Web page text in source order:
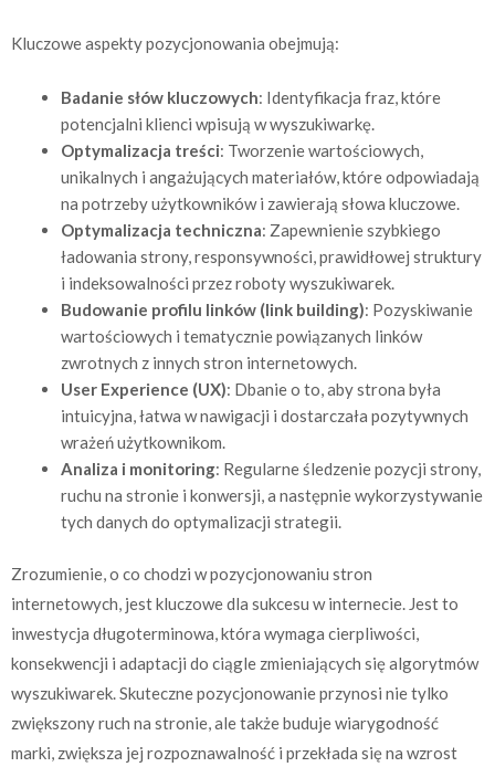
Kluczowe aspekty pozycjonowania obejmują:
Badanie słów kluczowych: Identyfikacja fraz, które
potencjalni klienci wpisują w wyszukiwarkę.
Optymalizacja treści: Tworzenie wartościowych,
unikalnych i angażujących materiałów, które odpowiadają
na potrzeby użytkowników i zawierają słowa kluczowe.
Optymalizacja techniczna: Zapewnienie szybkiego
ładowania strony, responsywności, prawidłowej struktury
i indeksowalności przez roboty wyszukiwarek.
Budowanie profilu linków (link building): Pozyskiwanie
wartościowych i tematycznie powiązanych linków
zwrotnych z innych stron internetowych.
User Experience (UX): Dbanie o to, aby strona była
intuicyjna, łatwa w nawigacji i dostarczała pozytywnych
wrażeń użytkownikom.
Analiza i monitoring: Regularne śledzenie pozycji strony,
ruchu na stronie i konwersji, a następnie wykorzystywanie
tych danych do optymalizacji strategii.
Zrozumienie, o co chodzi w pozycjonowaniu stron
internetowych, jest kluczowe dla sukcesu w internecie. Jest to
inwestycja długoterminowa, która wymaga cierpliwości,
konsekwencji i adaptacji do ciągle zmieniających się algorytmów
wyszukiwarek. Skuteczne pozycjonowanie przynosi nie tylko
zwiększony ruch na stronie, ale także buduje wiarygodność
marki, zwiększa jej rozpoznawalność i przekłada się na wzrost